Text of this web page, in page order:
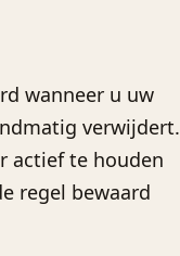
wanneer u uw
verwijdert.
actief te houden
regel bewaard